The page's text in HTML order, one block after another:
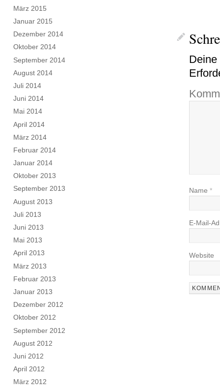
Name *
E-Mail-
Website
März 2015
Januar 2015
Dezember 2014
Oktober 2014
September 2014
August 2014
Juli 2014
Juni 2014
Mai 2014
April 2014
März 2014
Februar 2014
Januar 2014
Oktober 2013
September 2013
August 2013
Juli 2013
Juni 2013
Mai 2013
April 2013
März 2013
Februar 2013
Januar 2013
Dezember 2012
Oktober 2012
September 2012
August 2012
Juni 2012
April 2012
März 2012